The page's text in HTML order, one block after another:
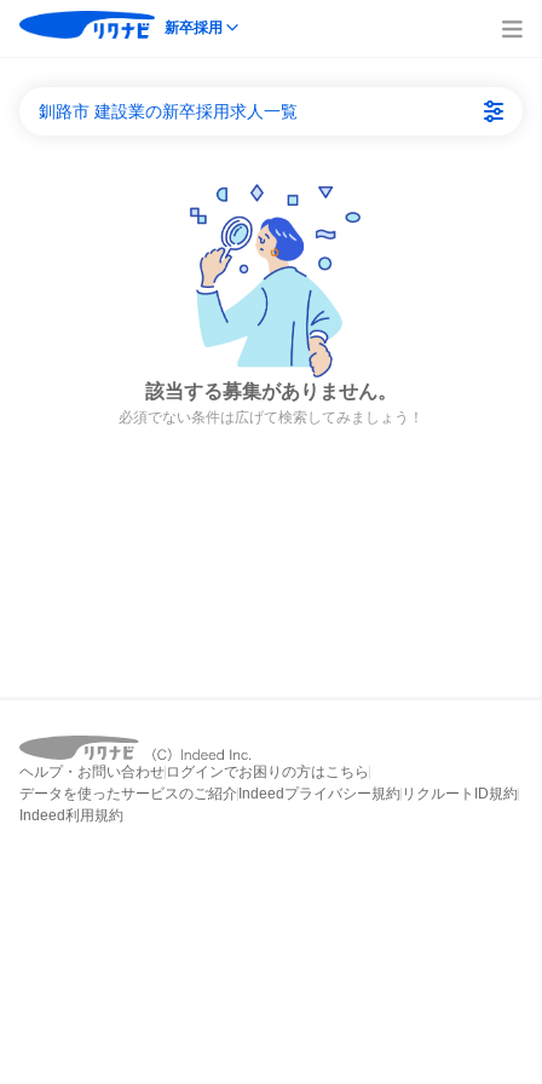
新卒採用
釧路市 建設業の新卒採用求人一覧
該当する募集がありません。
必須でない条件は広げて検索してみましょう！
ヘルプ・お問い合わせ ログインでお困りの方はこちら
データを使ったサービスのご紹介 Indeedプライバシー規約 リクルートID規約
Indeed利用規約